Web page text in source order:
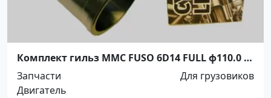
Комплект гильз MMC FUSO 6D14 FULL ф110.0 *
206*0 ( 6 шт) WET Краснодар
Запчасти
Для грузовиков
Двигатель